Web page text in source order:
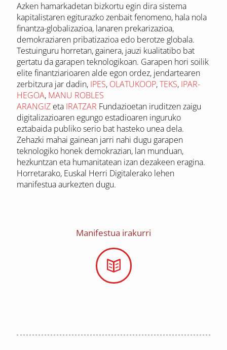
Azken hamarkadetan bizkortu egin dira sistema
kapitalistaren egiturazko zenbait fenomeno, hala nola
finantza-globalizazioa, lanaren prekarizazioa,
demokraziaren pribatizazioa edo berotze globala.
Testuinguru horretan, gainera, jauzi kualitatibo bat
gertatu da garapen teknologikoan. Garapen hori soilik
elite finantziarioaren alde egon ordez, jendartearen
zerbitzura jar dadin, IPES, OLATUKOOP,TEKS, IPAR-
HEGOA, MANU ROBLES
ARANGIZ eta IRATZAR Fundazioetan iruditzen zaigu
digitalizazioaren egungo estadioaren inguruko
eztabaida publiko serio bat hasteko unea dela.
Zehazki mahai gainean jarri nahi dugu garapen
teknologiko honek demokrazian, lan munduan,
hezkuntzan eta humanitatean izan dezakeen eragina.
Horretarako, Euskal Herri Digitalerako lehen
manifestua aurkezten dugu.
Manifestua irakurri